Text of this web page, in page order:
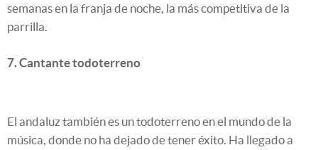
semanas en la franja de noche, la más competitiva de la
parrilla.
7. Cantante todoterreno
El andaluz también es un todoterreno en el mundo de la
música, donde no ha dejado de tener éxito. Ha llegado a